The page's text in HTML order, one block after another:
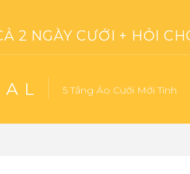
2 NGÀY CƯỚI + HỎI
5 Tầng Áo Cưới Mới Tinh